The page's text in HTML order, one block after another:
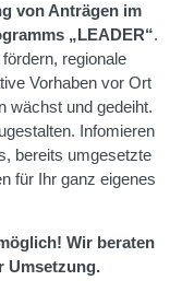
von Anträgen im
„LEADER“.
regionale
Vorhaben vor Ort
wächst und gedeiht.
Infomieren
bereits umgesetzte
für Ihr ganz eigenes
Wir beraten
Umsetzung.